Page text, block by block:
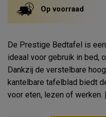
Op voorraad
De Prestige Bedtafel is
ideaal voor gebruik in bed,
Dankzij de verstelbare
kantelbare tafelblad biedt
voor eten, lezen of werken.